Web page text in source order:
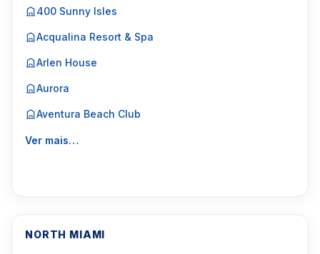
400 Sunny Isles
Acqualina Resort & Spa
Arlen House
Aurora
Aventura Beach Club
Ver mais…
NORTH MIAMI